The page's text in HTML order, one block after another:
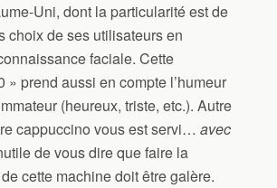
Uni, dont la particularité est de
choix de ses utilisateurs en
faciale. Cette
» prend aussi en compte l’humeur
(heureux, triste, etc.). Autre
cappuccino vous est servi…avec
de vous dire que faire la
cette machine doit être galère.